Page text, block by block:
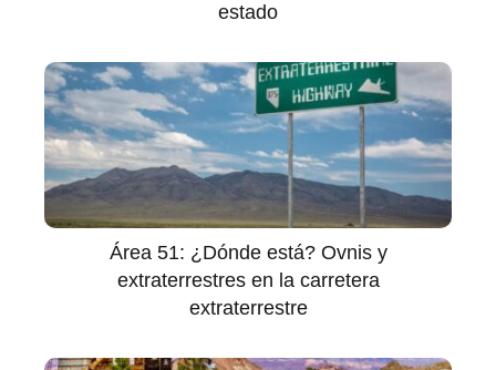
estado
Área 51: ¿Dónde está? Ovnis y
extraterrestres en la carretera
extraterrestre